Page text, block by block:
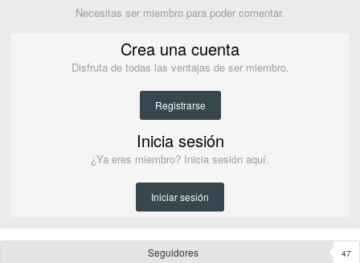
Necesitas ser miembro para poder comentar.
Crea una cuenta
Disfruta de todas las ventajas de ser miembro.
Registrarse
Inicia sesión
¿Ya eres miembro? Inicia sesión aquí.
Iniciar sesión
Seguidores 47